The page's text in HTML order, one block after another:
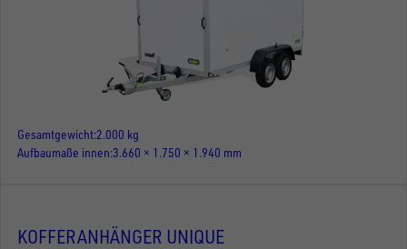
Gesamtgewicht 2.000 kg
Aufbaumaße innen 3.660 × 1.750 × 1.940 mm
KOFFERANHÄNGER UNIQUE